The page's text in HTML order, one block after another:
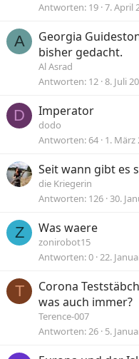
Antworten 19 7. April
A
Georgia
bisher gedacht.
Al Asrad
Antworten 12 8. Juli
D Imperator
dodo
Antworten 64 1. März
Seit wann gibt es
die Kriegerin
Antworten 126 30.
Z Was waere
zonirobot15
Antworten 0 22.
T
Corona
was auch immer?
Terence-007
Antworten 26 5.